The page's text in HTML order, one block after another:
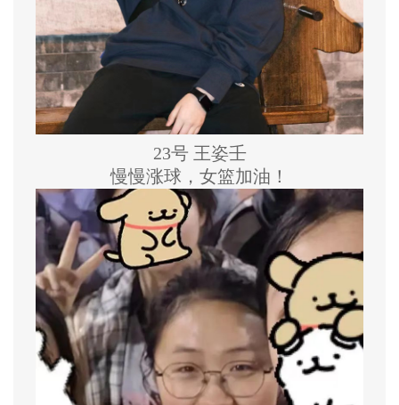
23号 王姿壬
慢慢涨球，女篮加油！